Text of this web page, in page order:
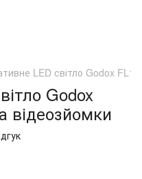
LED світло Godox
Godox
відеозйомки